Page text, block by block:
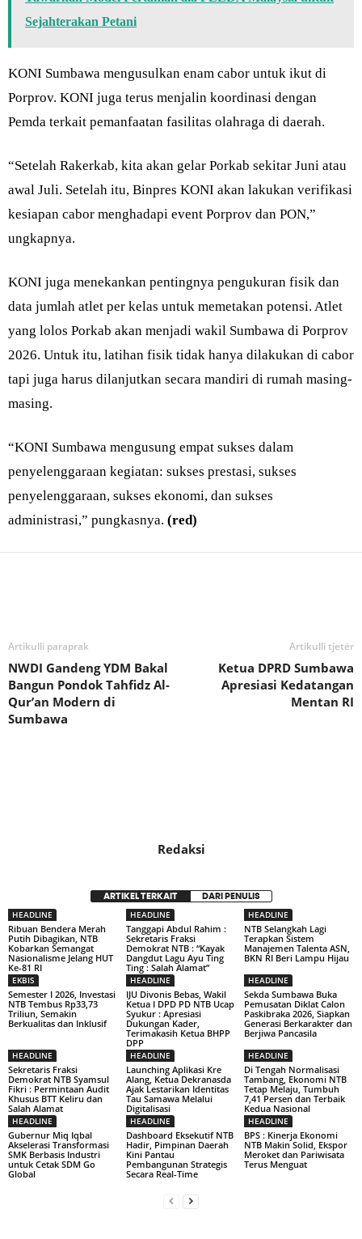
Sejahterakan Petani
KONI Sumbawa mengusulkan enam cabor untuk ikut di
Porprov. KONI juga terus menjalin koordinasi dengan
Pemda terkait pemanfaatan fasilitas olahraga di daerah.
“Setelah Rakerkab, kita akan gelar Porkab sekitar Juni atau
awal Juli. Setelah itu, Binpres KONI akan lakukan verifikasi
kesiapan cabor menghadapi event Porprov dan PON,”
ungkapnya.
KONI juga menekankan pentingnya pengukuran fisik dan
data jumlah atlet per kelas untuk memetakan potensi. Atlet
yang lolos Porkab akan menjadi wakil Sumbawa di Porprov
2026. Untuk itu, latihan fisik tidak hanya dilakukan di cabor
tapi juga harus dilanjutkan secara mandiri di rumah masing-
masing.
“KONI Sumbawa mengusung empat sukses dalam
penyelenggaraan kegiatan: sukses prestasi, sukses
penyelenggaraan, sukses ekonomi, dan sukses
administrasi,” pungkasnya. (red)
Artikulli paraprak
NWDI Gandeng YDM Bakal
Bangun Pondok Tahfidz Al-
Qur’an Modern di
Sumbawa
Artikulli tjetër
Ketua DPRD Sumbawa
Apresiasi Kedatangan
Mentan RI
Redaksi
ARTIKEL TERKAIT DARI PENULIS
HEADLINE
Ribuan Bendera Merah
Putih Dibagikan, NTB
Kobarkan Semangat
Nasionalisme Jelang HUT
Ke-81 RI
HEADLINE
Tanggapi Abdul Rahim :
Sekretaris Fraksi
Demokrat NTB : “Kayak
Dangdut Lagu Ayu Ting
Ting : Salah Alamat”
HEADLINE
NTB Selangkah Lagi
Terapkan Sistem
Manajemen Talenta ASN,
BKN RI Beri Lampu Hijau
EKBIS
Semester I 2026, Investasi
NTB Tembus Rp33,73
Triliun, Semakin
Berkualitas dan Inklusif
HEADLINE
IJU Divonis Bebas, Wakil
Ketua I DPD PD NTB Ucap
Syukur : Apresiasi
Dukungan Kader,
Terimakasih Ketua BHPP
DPP
HEADLINE
Sekda Sumbawa Buka
Pemusatan Diklat Calon
Paskibraka 2026, Siapkan
Generasi Berkarakter dan
Berjiwa Pancasila
HEADLINE
Sekretaris Fraksi
Demokrat NTB Syamsul
Fikri : Permintaan Audit
Khusus BTT Keliru dan
Salah Alamat
HEADLINE
Launching Aplikasi Kre
Alang, Ketua Dekranasda
Ajak Lestarikan Identitas
Tau Samawa Melalui
Digitalisasi
HEADLINE
Di Tengah Normalisasi
Tambang, Ekonomi NTB
Tetap Melaju, Tumbuh
7,41 Persen dan Terbaik
Kedua Nasional
HEADLINE
Gubernur Miq Iqbal
Akselerasi Transformasi
SMK Berbasis Industri
untuk Cetak SDM Go
Global
HEADLINE
Dashboard Eksekutif NTB
Hadir, Pimpinan Daerah
Kini Pantau
Pembangunan Strategis
Secara Real-Time
HEADLINE
BPS : Kinerja Ekonomi
NTB Makin Solid, Ekspor
Meroket dan Pariwisata
Terus Menguat